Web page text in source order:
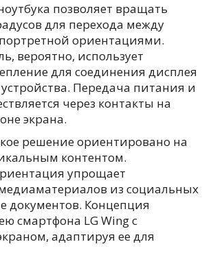
позволяет вращать
для перехода между
ориентациями.
вероятно, использует
для соединения дисплея
Передача питания и
через контакты на
экрана.
решение ориентировано на
контентом.
упрощает
из социальных
документов. Концепция
смартфона LG Wing с
адаптируя ее для